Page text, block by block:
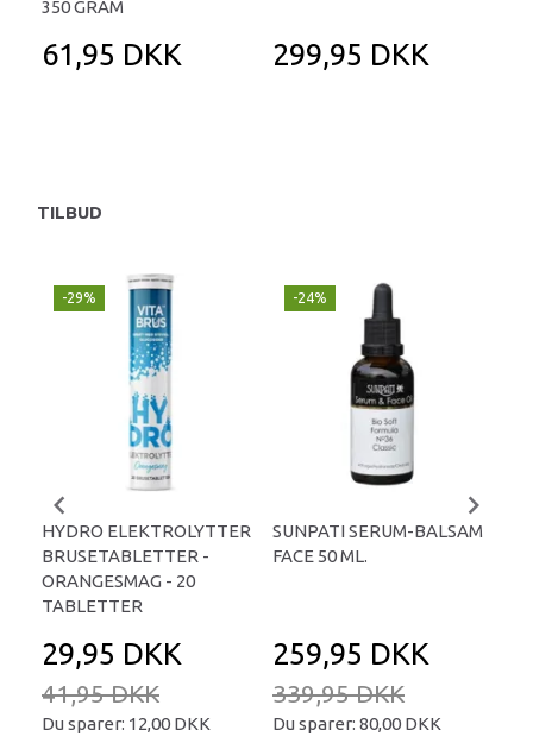
350 GRAM
61,95 DKK 299,95 DKK
TILBUD
-29%
HYDRO ELEKTROLYTTER
BRUSETABLETTER -
ORANGESMAG - 20
TABLETTER
29,95 DKK
41,95 DKK
Du sparer: 12,00 DKK
-24%
SUNPATI SERUM-BALSAM
FACE 50 ML.
259,95 DKK
339,95 DKK
Du sparer: 80,00 DKK